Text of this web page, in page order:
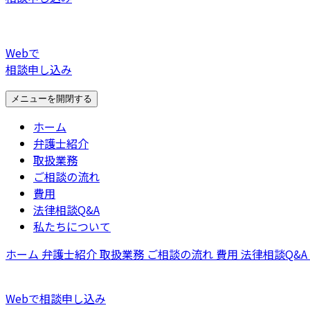
Webで
相談申し込み
メニューを開閉する
ホーム
弁護士紹介
取扱業務
ご相談の流れ
費用
法律相談Q&A
私たちについて
ホーム 弁護士紹介取扱業務 ご相談の流れ 費用 法律相談Q&A
Webで相談申し込み